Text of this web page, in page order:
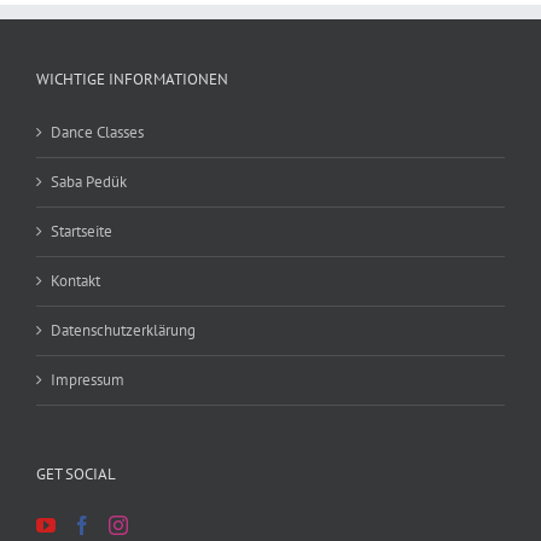
WICHTIGE INFORMATIONEN
Dance Classes
Saba Pedük
Startseite
Kontakt
Datenschutzerklärung
Impressum
GET SOCIAL